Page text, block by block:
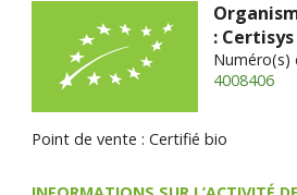
: Certisys
Numéro(s)
4008406
Point de vente : Certifié bio